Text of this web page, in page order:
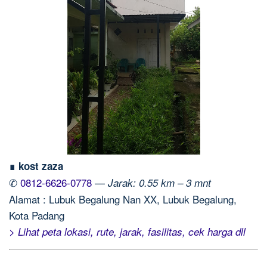
∎ kost zaza
✆ 0812-6626-0778 — Jarak: 0.55 km – 3 mnt
Alamat : Lubuk Begalung Nan XX, Lubuk Begalung,
Kota Padang
> Lihat peta lokasi, rute, jarak, fasilitas, cek harga dll